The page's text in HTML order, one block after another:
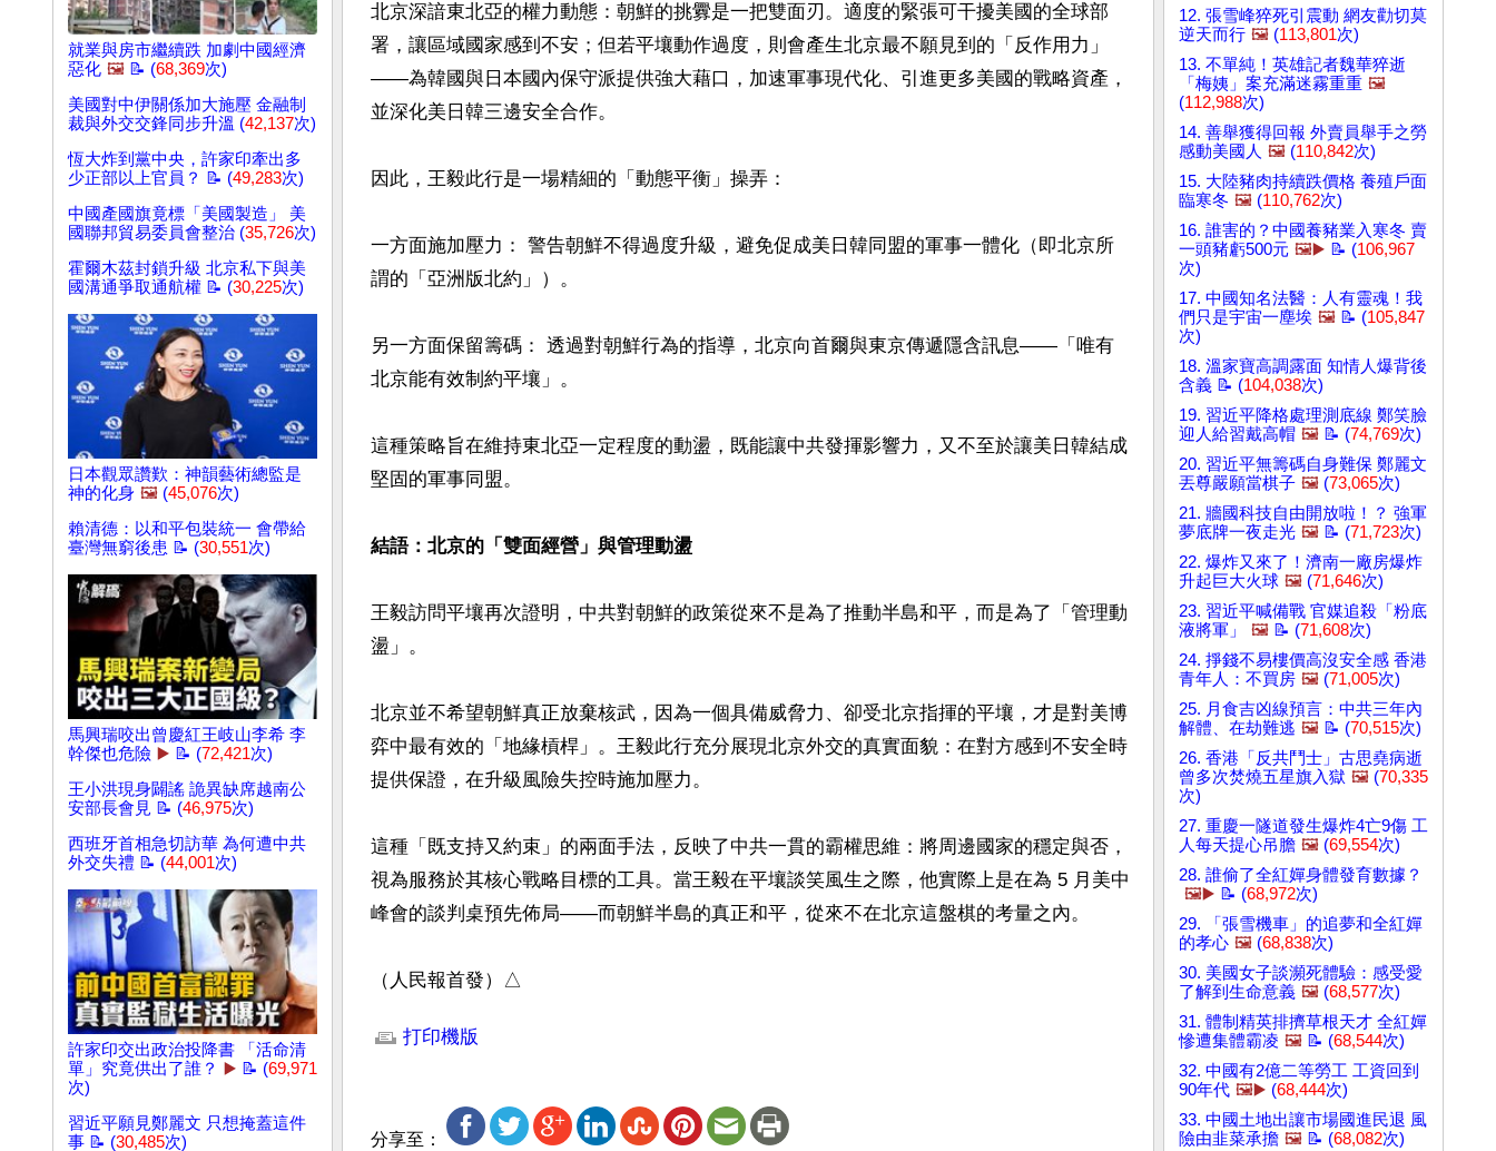
就業與房市繼續跌 加劇中國經濟
惡化 🖼️ 📝 (68,369次)
美國對中伊關係加大施壓 金融制
裁與外交交鋒同步升溫 (42,137次)
恆大炸到黨中央，許家印牽出多
少正部以上官員？ 📝 (49,283次)
中國產國旗竟標「美國製造」 美
國聯邦貿易委員會整治 (35,726次)
霍爾木茲封鎖升級 北京私下與美
國溝通爭取通航權 📝 (30,225次)
日本觀眾讚歎：神韻藝術總監是
神的化身 🖼️ (45,076次)
賴清德：以和平包裝統一 會帶給
臺灣無窮後患 📝 (30,551次)
馬興瑞咬出曾慶紅王岐山李希 李
幹傑也危險 ▶️ 📝 (72,421次)
王小洪現身闢謠 詭異缺席越南公
安部長會見 📝 (46,975次)
西班牙首相急切訪華 為何遭中共
外交失禮 📝 (44,001次)
許家印交出政治投降書 「活命清
單」究竟供出了誰？
▶️ 📝 (69,971
次)
習近平願見鄭麗文 只想掩蓋這件
事 📝 (30,485次)
北京深諳東北亞的權力動態：朝鮮的挑釁是一把雙面刃。適度的緊張可干擾美國的全球部
署，讓區域國家感到不安；但若平壤動作過度，則會產生北京最不願見到的「反作用力」
——為韓國與日本國內保守派提供強大藉口，加速軍事現代化、引進更多美國的戰略資產，
並深化美日韓三邊安全合作。
因此，王毅此行是一場精細的「動態平衡」操弄：
一方面施加壓力： 警告朝鮮不得過度升級，避免促成美日韓同盟的軍事一體化（即北京所
謂的「亞洲版北約」）。
另一方面保留籌碼： 透過對朝鮮行為的指導，北京向首爾與東京傳遞隱含訊息——「唯有
北京能有效制約平壤」。
這種策略旨在維持東北亞一定程度的動盪，既能讓中共發揮影響力，又不至於讓美日韓結成
堅固的軍事同盟。
結語：北京的「雙面經營」與管理動盪
王毅訪問平壤再次證明，中共對朝鮮的政策從來不是為了推動半島和平，而是為了「管理動
盪」。
北京並不希望朝鮮真正放棄核武，因為一個具備威脅力、卻受北京指揮的平壤，才是對美博
弈中最有效的「地緣槓桿」。王毅此行充分展現北京外交的真實面貌：在對方感到不安全時
提供保證，在升級風險失控時施加壓力。
這種「既支持又約束」的兩面手法，反映了中共一貫的霸權思維：將周邊國家的穩定與否，
視為服務於其核心戰略目標的工具。當王毅在平壤談笑風生之際，他實際上是在為 5 月美中
峰會的談判桌預先佈局——而朝鮮半島的真正和平，從來不在北京這盤棋的考量之內。
（人民報首發）△
打印機版
分享至：
12. 張雪峰猝死引震動 網友勸切莫
逆天而行 🖼️ (113,801次)
13. 不單純！英雄記者魏華猝逝
「梅姨」案充滿迷霧重重 🖼️
(112,988次)
14. 善舉獲得回報 外賣員舉手之勞
感動美國人 🖼️ (110,842次)
15. 大陸豬肉持續跌價格 養殖戶面
臨寒冬 🖼️ (110,762次)
16. 誰害的？中國養豬業入寒冬 賣
一頭豬虧500元 🖼️▶️ 📝 (106,967
次)
17. 中國知名法醫：人有靈魂！我
們只是宇宙一塵埃 🖼️ 📝 (105,847
次)
18. 溫家寶高調露面 知情人爆背後
含義 📝 (104,038次)
19. 習近平降格處理測底線 鄭笑臉
迎人給習戴高帽 🖼️ 📝 (74,769次)
20. 習近平無籌碼自身難保 鄭麗文
丟尊嚴願當棋子 🖼️ (73,065次)
21. 牆國科技自由開放啦！？ 強軍
夢底牌一夜走光 🖼️ 📝 (71,723次)
22. 爆炸又來了！濟南一廠房爆炸
升起巨大火球 🖼️ (71,646次)
23. 習近平喊備戰 官媒追殺「粉底
液將軍」
🖼️ 📝 (71,608次)
24. 掙錢不易樓價高沒安全感 香港
青年人：不買房 🖼️ (71,005次)
25. 月食吉凶線預言：中共三年內
解體、在劫難逃 🖼️ 📝 (70,515次)
26. 香港「反共鬥士」古思堯病逝
曾多次焚燒五星旗入獄 🖼️ (70,335
次)
27. 重慶一隧道發生爆炸4亡9傷 工
人每天提心吊膽 🖼️ (69,554次)
28. 誰偷了全紅嬋身體發育數據？
🖼️▶️ 📝 (68,972次)
29. 「張雪機車」的追夢和全紅嬋
的孝心 🖼️ (68,838次)
30. 美國女子談瀕死體驗：感受愛
了解到生命意義 🖼️ (68,577次)
31. 體制精英排擠草根天才 全紅嬋
慘遭集體霸凌 🖼️ 📝 (68,544次)
32. 中國有2億二等勞工 工資回到
90年代 🖼️▶️ (68,444次)
33. 中國土地出讓市場國進民退 風
險由韭菜承擔 🖼️ 📝 (68,082次)